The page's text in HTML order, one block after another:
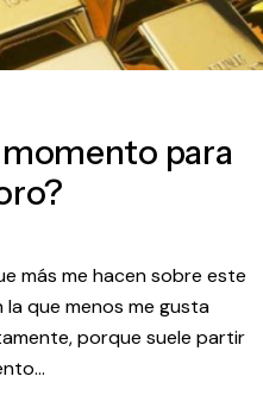
para
más me hacen sobre este
que menos me gusta
porque suele partir